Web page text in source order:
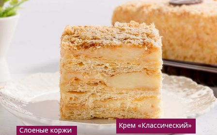
Слоеные коржи
Крем «Классический»